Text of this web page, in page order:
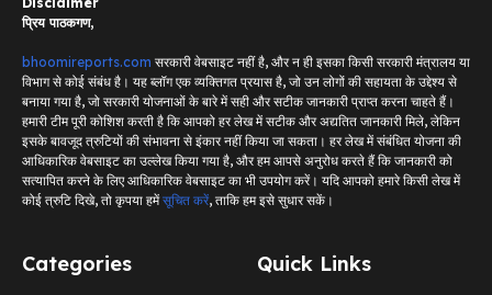
प्रिय पाठकगण,
bhoomireports.com सरकारी वेबसाइट नहीं है, और न ही इसका किसी सरकारी मंत्रालय या
विभाग से कोई संबंध है। यह ब्लॉग एक व्यक्तिगत प्रयास है, जो उन लोगों की सहायता के उद्देश्य से
बनाया गया है, जो सरकारी योजनाओं के बारे में सही और सटीक जानकारी प्राप्त करना चाहते हैं।
हमारी टीम पूरी कोशिश करती है कि आपको हर लेख में सटीक और अद्यतित जानकारी मिले, लेकिन
इसके बावजूद त्रुटियों की संभावना से इंकार नहीं किया जा सकता। हर लेख में संबंधित योजना की
आधिकारिक वेबसाइट का उल्लेख किया गया है, और हम आपसे अनुरोध करते हैं कि जानकारी को
सत्यापित करने के लिए आधिकारिक वेबसाइट का भी उपयोग करें। यदि आपको हमारे किसी लेख में
कोई त्रुटि दिखे, तो कृपया हमेंसूचित करें, ताकि हम इसे सुधार सकें।
Categories Quick Links